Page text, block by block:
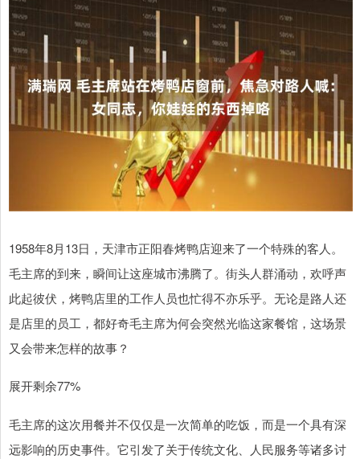
1958年8月13日，天津市正阳春烤鸭店迎来了一个特殊的客人。
毛主席的到来，瞬间让这座城市沸腾了。街头人群涌动，欢呼声
此起彼伏，烤鸭店里的工作人员也忙得不亦乐乎。无论是路人还
是店里的员工，都好奇毛主席为何会突然光临这家餐馆，这场景
又会带来怎样的故事？
展开剩余77%
毛主席的这次用餐并不仅仅是一次简单的吃饭，而是一个具有深
远影响的历史事件。它引发了关于传统文化、人民服务等诸多讨